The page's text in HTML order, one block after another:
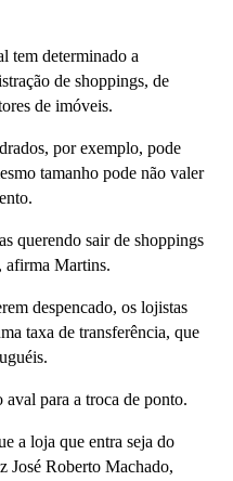
tem determinado a
de shoppings, de
de imóveis.
por exemplo, pode
tamanho pode não valer
querendo sair de shoppings
afirma Martins.
despencado, os lojistas
taxa de transferência, que
para a troca de ponto.
a loja que entra seja do
José Roberto Machado,